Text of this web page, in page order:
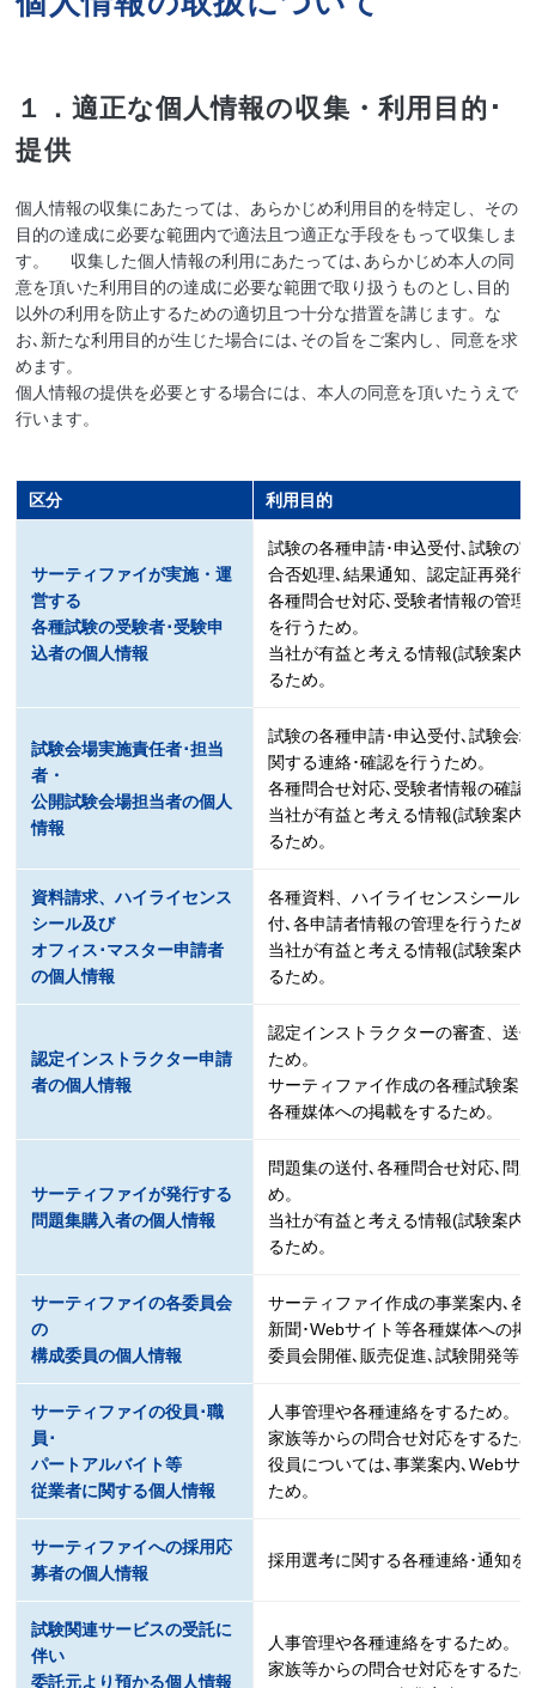
１．適正な個人情報の収集・利用目的･
提供
個人情報の収集にあたっては、あらかじめ利用目的を特定し、その
目的の達成に必要な範囲内で適法且つ適正な手段をもって収集しま
す。 収集した個人情報の利用にあたっては､あらかじめ本人の同
意を頂いた利用目的の達成に必要な範囲で取り扱うものとし､目的
以外の利用を防止するための適切且つ十分な措置を講じます。な
お､新たな利用目的が生じた場合には､その旨をご案内し、同意を求
めます。
個人情報の提供を必要とする場合には、本人の同意を頂いたうえで
行います。
区分 利用目的
サーティファイが実施・運
営する
各種試験の受験者･受験申
込者の個人情報
試験の各種申請･申込受付､試験の
合否処理､結果通知、認定証再発
各種問合せ対応､受験者情報の管
を行うため。
当社が有益と考える情報(試験案内
るため。
試験会場実施責任者･担当
者・
公開試験会場担当者の個人
情報
試験の各種申請･申込受付､試験会
関する連絡･確認を行うため。
各種問合せ対応､受験者情報の確認
当社が有益と考える情報(試験案内
るため。
資料請求、ハイライセンス
シール及び
オフィス･マスター申請者
の個人情報
各種資料、ハイライセンスシール
付､各申請者情報の管理を行うため
当社が有益と考える情報(試験案内
るため。
認定インストラクター申請
者の個人情報
認定インストラクターの審査、送
ため。
サーティファイ作成の各種試験案
各種媒体への掲載をするため。
サーティファイが発行する
問題集購入者の個人情報
問題集の送付､各種問合せ対応､問
め。
当社が有益と考える情報(試験案内
るため。
サーティファイの各委員会
の
構成委員の個人情報
サーティファイ作成の事業案内､
新聞･Webサイト等各種媒体への掲
委員会開催､販売促進､試験開発等
サーティファイの役員･職
員･
パートアルバイト等
従業者に関する個人情報
人事管理や各種連絡をするため。
家族等からの問合せ対応をするた
役員については､事業案内､Webサ
ため。
サーティファイへの採用応
募者の個人情報
採用選考に関する各種連絡･通知を
試験関連サービスの受託に
伴い
委託元より預かる個人情報
人事管理や各種連絡をするため。
家族等からの問合せ対応をするた